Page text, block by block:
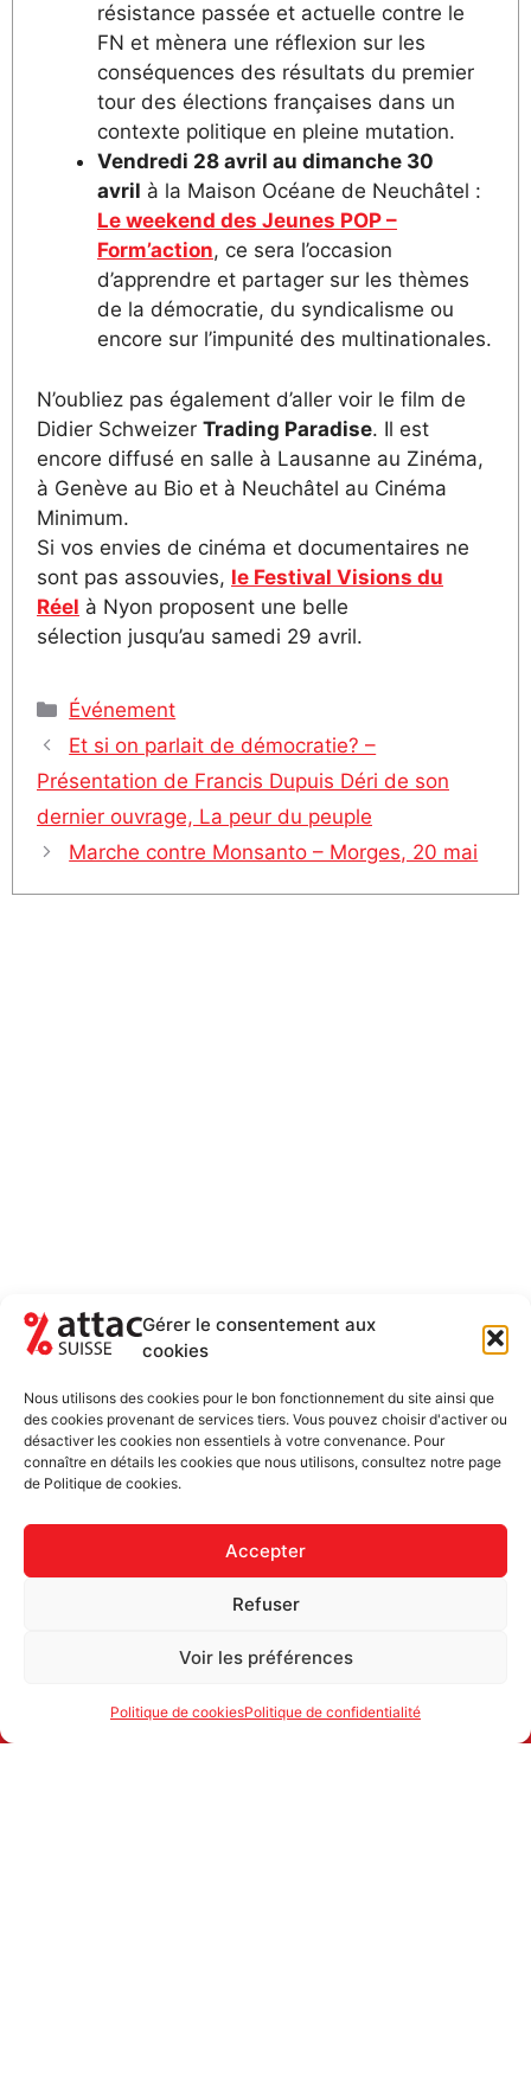
Gérer le consentement aux
cookies
Nous utilisons des cookies pour le bon fonctionnement du site ainsi que
des cookies provenant de services tiers. Vous pouvez choisir d'activer ou
désactiver les cookies non essentiels à votre convenance. Pour
connaître en détails les cookies que nous utilisons, consultez notre page
de Politique de cookies.
Accepter
Refuser
Voir les préférences
Politique de cookiesPolitique de confidentialité
résistance passée et actuelle contre le
FN et mènera une réflexion sur les
conséquences des résultats du premier
tour des élections françaises dans un
contexte politique en pleine mutation.
Vendredi 28 avril au dimanche 30
avril à la Maison Océane de Neuchâtel :
Le weekend des Jeunes POP –
Form’action, ce sera l’occasion
d’apprendre et partager sur les thèmes
de la démocratie, du syndicalisme ou
encore sur l’impunité des multinationales.
N’oubliez pas également d’aller voir le film de
Didier Schweizer Trading Paradise. Il est
encore diffusé en salle à Lausanne au Zinéma,
à Genève au Bio et à Neuchâtel au Cinéma
Minimum.
Si vos envies de cinéma et documentaires ne
sont pas assouvies, le Festival Visions du
Réel à Nyon proposent une belle
sélection jusqu’au samedi 29 avril.
Catégories
Événement
Et si on parlait de démocratie? –
Présentation de Francis Dupuis Déri de son
dernier ouvrage, La peur du peuple
Marche contre Monsanto – Morges, 20 mai
NEWSLETTER
5-6 FOIS PAR ANNÉE
Newsletter uniquement et désinscription possible